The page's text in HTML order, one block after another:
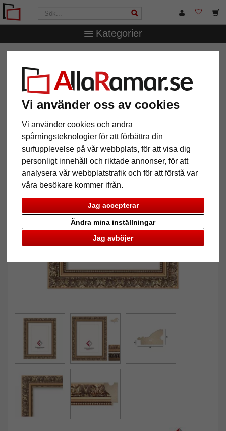
Vi använder oss av cookies
Vi använder cookies och andra
spårningsteknologier för att förbättra din
surfupplevelse på vår webbplats, för att visa dig
personligt innehåll och riktade annonser, för att
analysera vår webbplatstrafik och för att förstå var
våra besökare kommer ifrån.
Jag accepterar
Jag avböjer
Ändra mina inställningar
Kategorier
Marianna
Barockram Marianna
Tillbaka